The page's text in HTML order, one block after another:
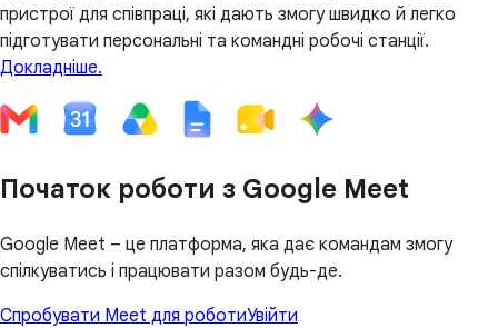
пристрої для співпраці, які дають змогу швидко й легко
підготувати персональні та командні робочі станції.
Докладніше.
Початок роботи з Google Meet
Google Meet – це платформа, яка дає командам змогу
спілкуватись і працювати разом будь-де.
Спробувати Meet для роботиУвійти